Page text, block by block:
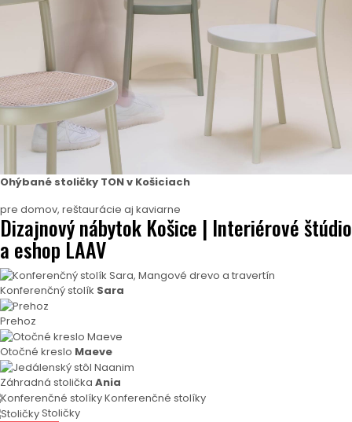
Ohýbané stoličky TON v Košiciach
pre domov, reštaurácie aj kaviarne
Dizajnový nábytok Košice | Interiérové štúdio
a eshop LAAV
Konferenčný stolík Sara
Prehoz
Otočné kreslo Maeve
Záhradná stolička Ania
Konferenčné stolíky
Stoličky